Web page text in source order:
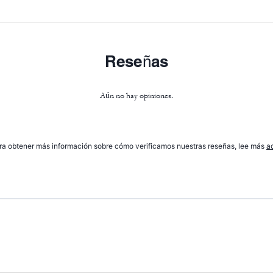
Reseñas
Aún no hay opiniones.
obtener más información sobre cómo verificamos nuestras reseñas, lee más